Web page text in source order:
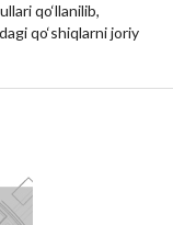
qo‘llanilib,
qo‘shiqlarni joriy